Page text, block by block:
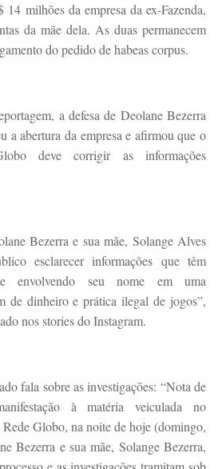
milhões da empresa da ex-Fazenda,
da mãe dela. As duas permanecem
do pedido de habeas corpus.
a defesa de Deolane Bezerra
a abertura da empresa e afirmou que o
deve corrigir as informações
Bezerra e sua mãe, Solange Alves
esclarecer informações que têm
envolvendo seu nome em uma
de dinheiro e prática ilegal de jogos”,
nos stories do Instagram.
fala sobre as investigações: “Nota de
à matéria veiculada no
Globo, na noite de hoje (domingo,
Bezerra e sua mãe, Solange Bezerra,